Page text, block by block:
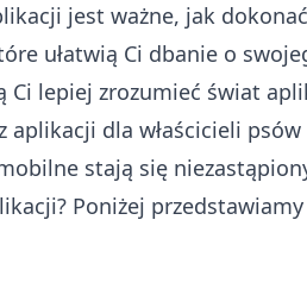
jest ważne, jak
ułatwią Ci dbanie o
lepiej zrozumieć świat
aplikacji dla właścicieli psów
stają się
Poniżej